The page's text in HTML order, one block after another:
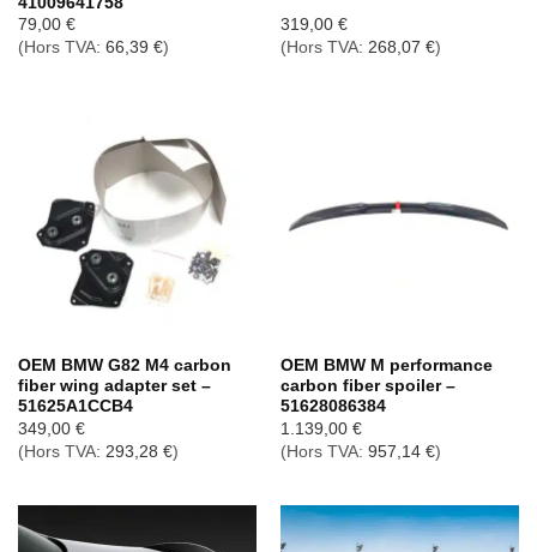
79,00 €
(Hors TVA: 66,39 €)
319,00 €
(Hors TVA: 268,07 €)
OEM BMW G82 M4 carbon
fiber wing adapter set –
51625A1CCB4
349,00 €
(Hors TVA: 293,28 €)
OEM BMW M performance
carbon fiber spoiler –
51628086384
1.139,00 €
(Hors TVA: 957,14 €)